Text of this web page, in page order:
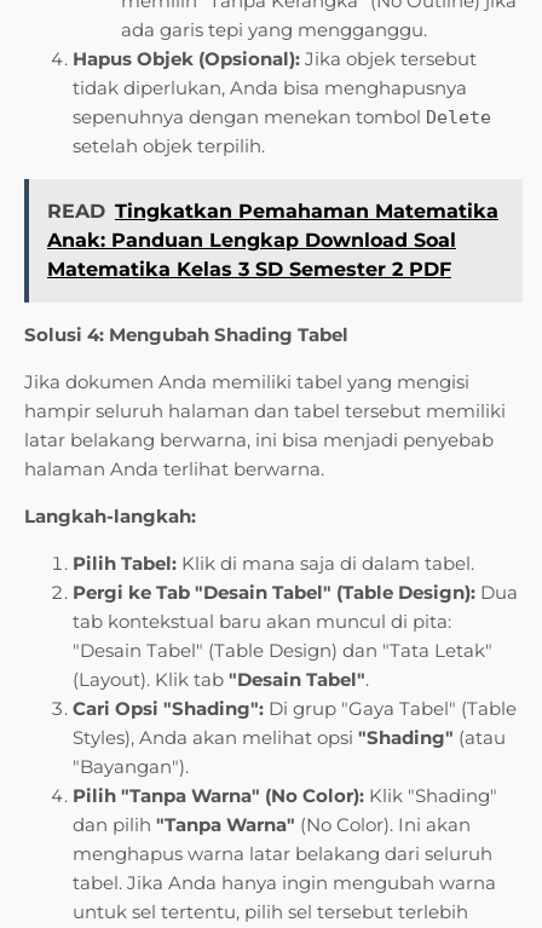
ada garis tepi yang mengganggu.
Hapus Objek (Opsional): Jika objek tersebut
tidak diperlukan, Anda bisa menghapusnya
sepenuhnya dengan menekan tombol Delete
setelah objek terpilih.
READ Tingkatkan Pemahaman Matematika
Anak: Panduan Lengkap Download Soal
Matematika Kelas 3 SD Semester 2 PDF
Solusi 4: Mengubah Shading Tabel
Jika dokumen Anda memiliki tabel yang mengisi
hampir seluruh halaman dan tabel tersebut memiliki
latar belakang berwarna, ini bisa menjadi penyebab
halaman Anda terlihat berwarna.
Langkah-langkah:
Pilih Tabel: Klik di mana saja di dalam tabel.
Pergi ke Tab "Desain Tabel" (Table Design): Dua
tab kontekstual baru akan muncul di pita:
"Desain Tabel" (Table Design) dan "Tata Letak"
(Layout). Klik tab "Desain Tabel".
Cari Opsi "Shading": Di grup "Gaya Tabel" (Table
Styles), Anda akan melihat opsi "Shading" (atau
"Bayangan").
Pilih "Tanpa Warna" (No Color): Klik "Shading"
dan pilih "Tanpa Warna" (No Color). Ini akan
menghapus warna latar belakang dari seluruh
tabel. Jika Anda hanya ingin mengubah warna
untuk sel tertentu, pilih sel tersebut terlebih